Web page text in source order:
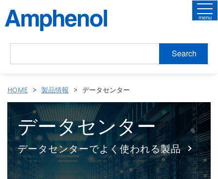
Search
menu
HOME 製品情報 データセンター
データセンター
データセンターでよく使われる製品